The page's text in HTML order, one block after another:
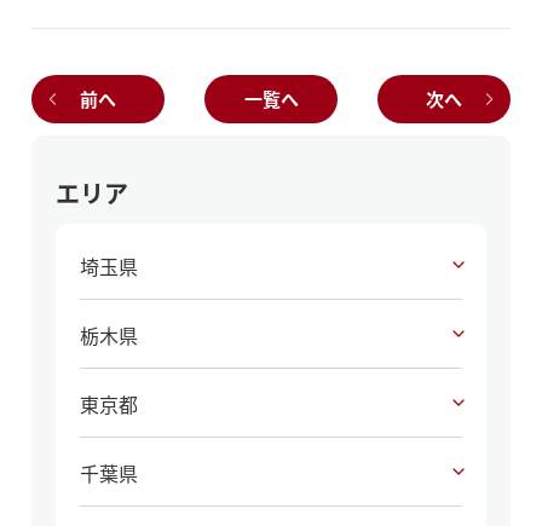
前へ 一覧へ 次へ
エリア
埼玉県
栃木県
東京都
千葉県